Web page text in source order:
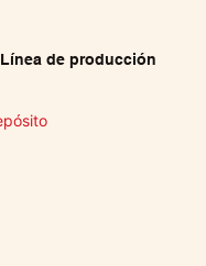
Línea de producción